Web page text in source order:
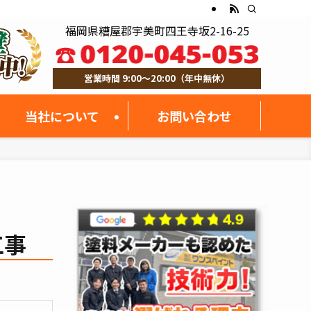
当社について お問い合わせ
福岡県糟屋郡宇美町四王寺坂2-16-25
営業時間 9:00～20:00（年中無休）